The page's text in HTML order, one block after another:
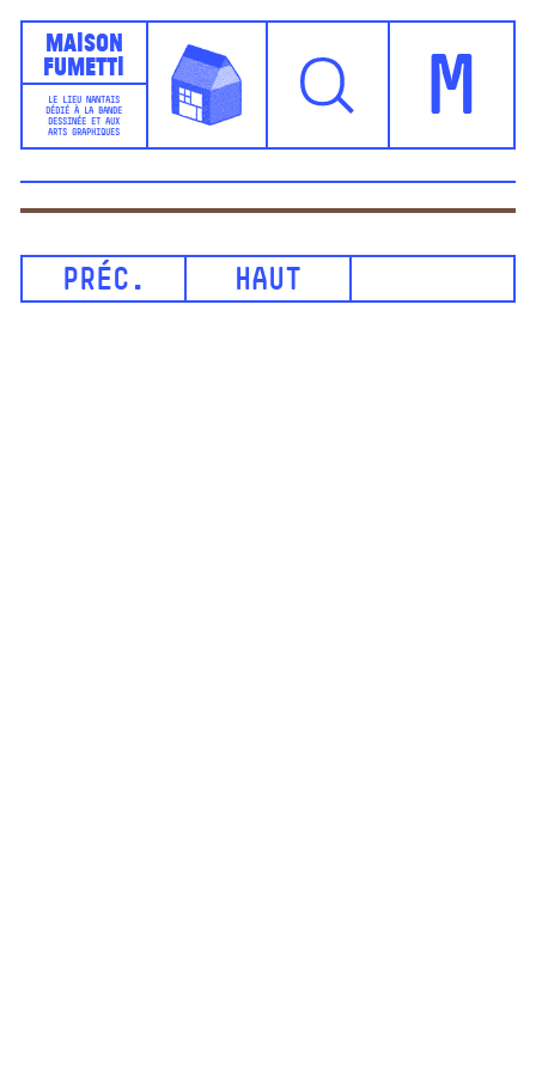
Maison
Fumetti
LE LIEU NANTAIS
DÉDIÉ À LA BANDE
DESSINÉE ET AUX
ARTS GRAPHIQUES
M
PRÉC. HAUT